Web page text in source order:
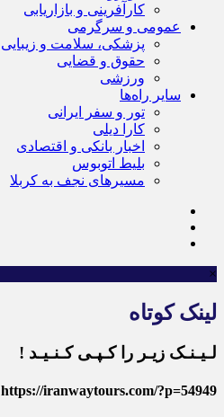
کارآفرینی و بازاریابی
عمومی و سرگرمی
پزشکی، سلامت و زیبایی
حقوق و قضایی
ورزشی
سایر راه‌ها
تور و سفر ایرانی
کارا دیلی
اخبار بانکی و اقتصادی
بلیط اتوبوس
مسیرهای نجف به کربلا
×
لینک کوتاه
لـیـنـک زیـر را کـپـی کـنـیـد !
https://iranwaytours.com/?p=54949